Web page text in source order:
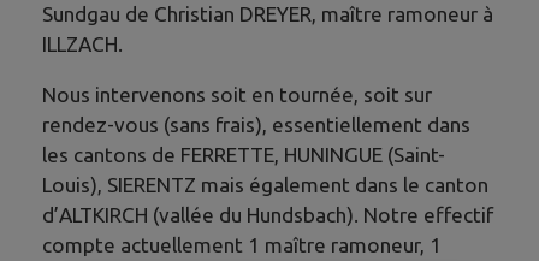
Sundgau de Christian DREYER, maître ramoneur à
ILLZACH.
Nous intervenons soit en tournée, soit sur
rendez-vous (sans frais), essentiellement dans
les cantons de FERRETTE, HUNINGUE (Saint-
Louis), SIERENTZ mais également dans le canton
d’ALTKIRCH (vallée du Hundsbach). Notre effectif
compte actuellement 1 maître ramoneur, 1